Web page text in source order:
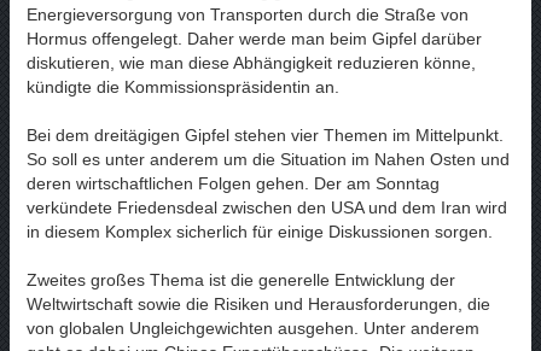
Energieversorgung von Transporten durch die Straße von
Hormus offengelegt. Daher werde man beim Gipfel darüber
diskutieren, wie man diese Abhängigkeit reduzieren könne,
kündigte die Kommissionspräsidentin an.
Bei dem dreitägigen Gipfel stehen vier Themen im Mittelpunkt.
So soll es unter anderem um die Situation im Nahen Osten und
deren wirtschaftlichen Folgen gehen. Der am Sonntag
verkündete Friedensdeal zwischen den USA und dem Iran wird
in diesem Komplex sicherlich für einige Diskussionen sorgen.
Zweites großes Thema ist die generelle Entwicklung der
Weltwirtschaft sowie die Risiken und Herausforderungen, die
von globalen Ungleichgewichten ausgehen. Unter anderem